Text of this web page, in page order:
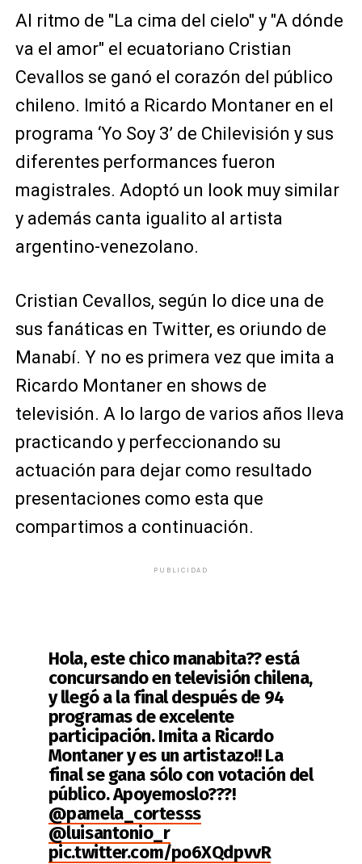
Al ritmo de "La cima del cielo" y "A dónde
va el amor" el ecuatoriano Cristian
Cevallos se ganó el corazón del público
chileno. Imitó a Ricardo Montaner en el
programa ‘Yo Soy 3’ de Chilevisión y sus
diferentes performances fueron
magistrales. Adoptó un look muy similar
y además canta igualito al artista
argentino-venezolano.
Cristian Cevallos, según lo dice una de
sus fanáticas en Twitter, es oriundo de
Manabí. Y no es primera vez que imita a
Ricardo Montaner en shows de
televisión. A lo largo de varios años lleva
practicando y perfeccionando su
actuación para dejar como resultado
presentaciones como esta que
compartimos a continuación.
PUBLICIDAD
Hola, este chico manabita?? está
concursando en televisión chilena,
y llegó a la final después de 94
programas de excelente
participación. Imita a Ricardo
Montaner y es un artistazo!! La
final se gana sólo con votación del
público. Apoyemoslo???!
@pamela_cortesss
@luisantonio_r
pic.twitter.com/po6XQdpvvR